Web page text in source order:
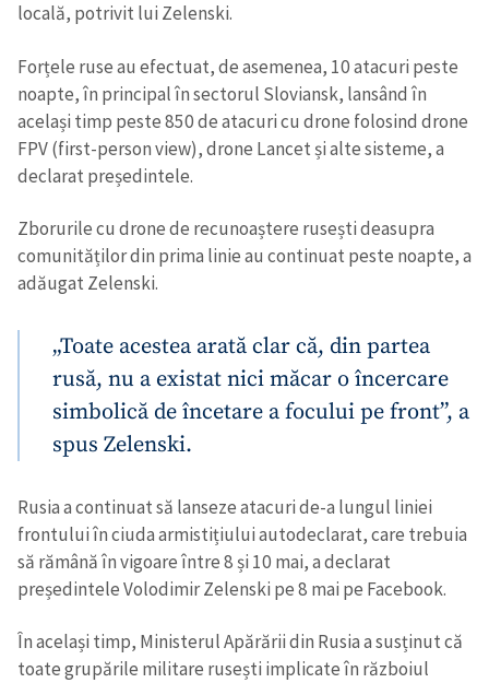
locală, potrivit lui Zelenski.
Forțele ruse au efectuat, de asemenea, 10 atacuri peste
noapte, în principal în sectorul Sloviansk, lansând în
același timp peste 850 de atacuri cu drone folosind drone
FPV (first-person view), drone Lancet și alte sisteme, a
declarat președintele.
Zborurile cu drone de recunoaștere rusești deasupra
comunităților din prima linie au continuat peste noapte, a
adăugat Zelenski.
„Toate acestea arată clar că, din partea
rusă, nu a existat nici măcar o încercare
simbolică de încetare a focului pe front”, a
spus Zelenski.
Rusia a continuat să lanseze atacuri de-a lungul liniei
frontului în ciuda armistițiului autodeclarat, care trebuia
să rămână în vigoare între 8 și 10 mai, a declarat
președintele Volodimir Zelenski pe 8 mai pe Facebook.
În același timp, Ministerul Apărării din Rusia a susținut că
toate grupările militare rusești implicate în războiul